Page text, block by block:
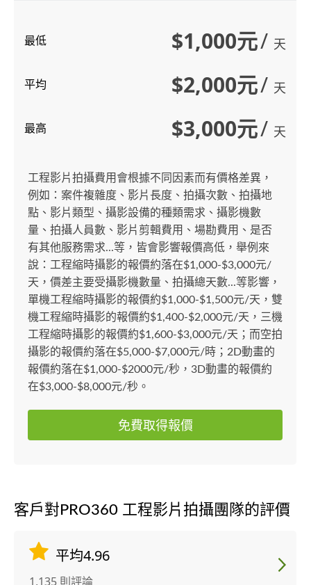
最低 $1,000元/ 天
平均 $2,000元/ 天
最高 $3,000元/ 天
工程影片拍攝費用會根據不同因素而有價格差異，
例如：案件複雜度、影片長度、拍攝次數、拍攝地
點、影片類型、攝影設備的種類需求、攝影機數
量、拍攝人員數、影片剪輯費用、場勘費用、是否
有其他服務需求...等，皆會影響報價高低，舉例來
說：工程縮時攝影的報價約落在$1,000-$3,000元/
天，價差主要受攝影機數量、拍攝總天數...等影響，
單機工程縮時攝影的報價約$1,000-$1,500元/天，雙
機工程縮時攝影的報價約$1,400-$2,000元/天，三機
工程縮時攝影的報價約$1,600-$3,000元/天；而空拍
攝影的報價約落在$5,000-$7,000元/時；2D動畫的
報價約落在$1,000-$2000元/秒，3D動畫的報價約
在$3,000-$8,000元/秒。
免費取得報價
客戶對PRO360 工程影片拍攝團隊的評價
平均4.96
1,135 則評論